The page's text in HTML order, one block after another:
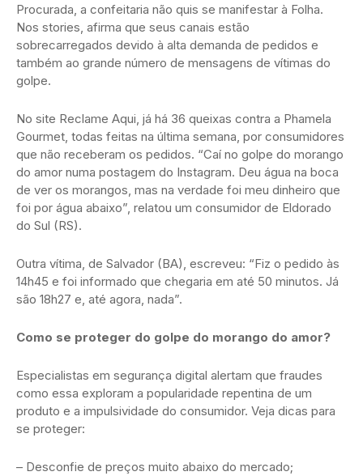
Procurada, a confeitaria não quis se manifestar à Folha.
Nos stories, afirma que seus canais estão
sobrecarregados devido à alta demanda de pedidos e
também ao grande número de mensagens de vítimas do
golpe.
No site Reclame Aqui, já há 36 queixas contra a Phamela
Gourmet, todas feitas na última semana, por consumidores
que não receberam os pedidos. “Caí no golpe do morango
do amor numa postagem do Instagram. Deu água na boca
de ver os morangos, mas na verdade foi meu dinheiro que
foi por água abaixo”, relatou um consumidor de Eldorado
do Sul (RS).
Outra vítima, de Salvador (BA), escreveu: “Fiz o pedido às
14h45 e foi informado que chegaria em até 50 minutos. Já
são 18h27 e, até agora, nada”.
Como se proteger do golpe do morango do amor?
Especialistas em segurança digital alertam que fraudes
como essa exploram a popularidade repentina de um
produto e a impulsividade do consumidor. Veja dicas para
se proteger:
– Desconfie de preços muito abaixo do mercado;